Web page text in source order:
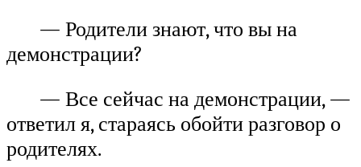
— Родители знают, что вы на
демонстрации?
— Все сейчас на демонстрации, —
ответил я, стараясь обойти разговор о
родителях.